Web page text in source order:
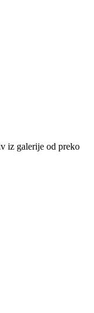
iz galerije od preko